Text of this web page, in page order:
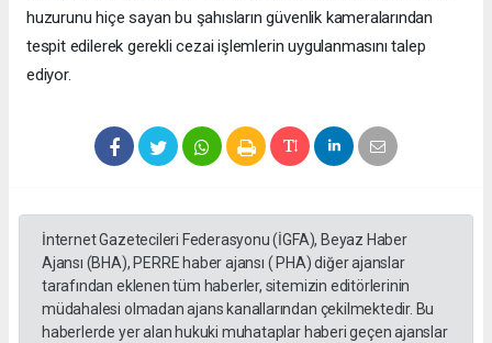
huzurunu hiçe sayan bu şahısların güvenlik kameralarından
tespit edilerek gerekli cezai işlemlerin uygulanmasını talep
ediyor.
İnternet Gazetecileri Federasyonu (İGFA), Beyaz Haber
Ajansı (BHA), PERRE haber ajansı ( PHA) diğer ajanslar
tarafından eklenen tüm haberler, sitemizin editörlerinin
müdahalesi olmadan ajans kanallarından çekilmektedir. Bu
haberlerde yer alan hukuki muhataplar haberi geçen ajanslar